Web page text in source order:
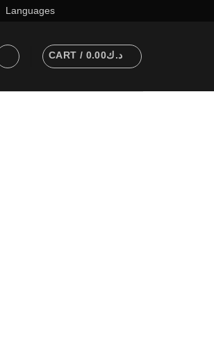
Languages
CART / د.ك0.00